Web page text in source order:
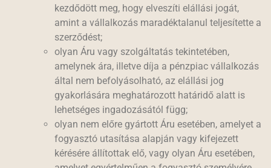
kezdődött meg, hogy elveszíti elállási jogát,
amint a vállalkozás maradéktalanul teljesítette a
szerződést;
olyan Áru vagy szolgáltatás tekintetében,
amelynek ára, illetve díja a pénzpiac vállalkozás
által nem befolyásolható, az elállási jog
gyakorlására meghatározott határidő alatt is
lehetséges ingadozásától függ;
olyan nem előre gyártott Áru esetében, amelyet a
fogyasztó utasítása alapján vagy kifejezett
kérésére állítottak elő, vagy olyan Áru esetében,